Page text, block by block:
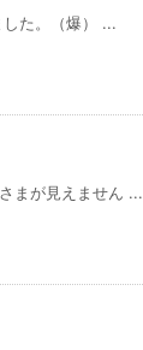
た。（爆） ...
まが見えません ...